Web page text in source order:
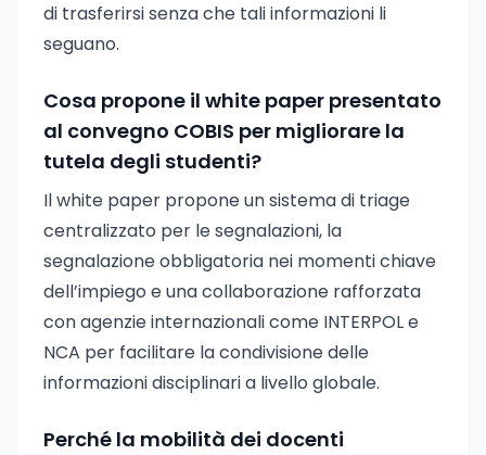
di trasferirsi senza che tali informazioni li
seguano.
Cosa propone il white paper presentato
al convegno COBIS per migliorare la
tutela degli studenti?
Il white paper propone un sistema di triage
centralizzato per le segnalazioni, la
segnalazione obbligatoria nei momenti chiave
dell’impiego e una collaborazione rafforzata
con agenzie internazionali come INTERPOL e
NCA per facilitare la condivisione delle
informazioni disciplinari a livello globale.
Perché la mobilità dei docenti